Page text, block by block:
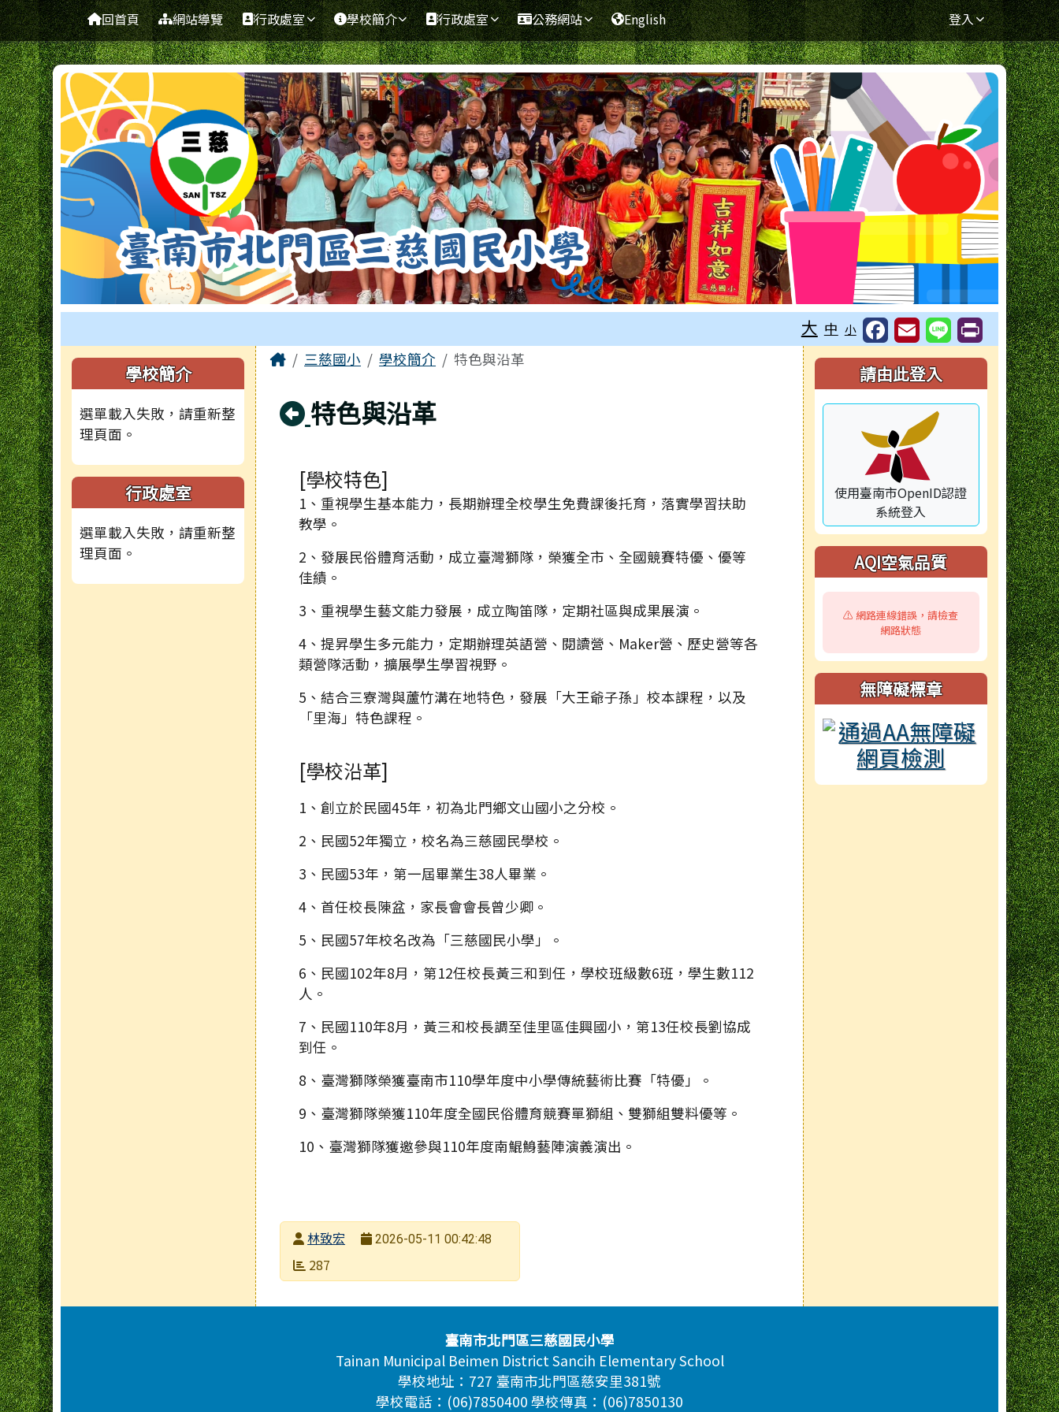
跳至主內容區
臺南市北門區三慈國民小學全球資訊網
導覽列 回首頁 網站導覽 行政處室 學校簡介 行政處室 公務網站 English 登入
大 中 小
左邊區域內容
學校簡介
選單載入失敗，請重新整
理頁面。
行政處室
選單載入失敗，請重新整
理頁面。
主內容區域
Home三慈國小 學校簡介 特色與沿革
回上頁
特色與沿革
[學校特色]
1、重視學生基本能力，長期辦理全校學生免費課後托育，落實學習扶助
教學。
2、發展民俗體育活動，成立臺灣獅隊，榮獲全市、全國競賽特優、優等
佳績。
3、重視學生藝文能力發展，成立陶笛隊，定期社區與成果展演。
4、提昇學生多元能力，定期辦理英語營、閱讀營、Maker營、歷史營等各
類營隊活動，擴展學生學習視野。
5、結合三寮灣與蘆竹溝在地特色，發展「大王爺子孫」校本課程，以及
「里海」特色課程。
[學校沿革]
1、創立於民國45年，初為北門鄉文山國小之分校。
2、民國52年獨立，校名為三慈國民學校。
3、民國53年，第一屆畢業生38人畢業。
4、首任校長陳盆，家長會會長曾少卿。
5、民國57年校名改為「三慈國民小學」。
6、民國102年8月，第12任校長黃三和到任，學校班級數6班，學生數112
人。
7、民國110年8月，黃三和校長調至佳里區佳興國小，第13任校長劉協成
到任。
8、臺灣獅隊榮獲臺南市110學年度中小學傳統藝術比賽「特優」。
9、臺灣獅隊榮獲110年度全國民俗體育競賽單獅組、雙獅組雙料優等。
10、臺灣獅隊獲邀參與110年度南鯤鯓藝陣演義演出。
發布者林致宏
發布日期
2026-05-11 00:42:48
瀏覽次數
287
右邊區域內容
請由此登入
使用臺南市OpenID認證
系統登入
AQI空氣品質
⚠️ 網路連線錯誤，請檢查
網路狀態
無障礙標章
頁尾區域
臺南市北門區三慈國民小學
Tainan Municipal Beimen District Sancih Elementary School
學校地址：727 臺南市北門區慈安里381號
學校電話：(06)7850400 學校傳真：(06)7850130